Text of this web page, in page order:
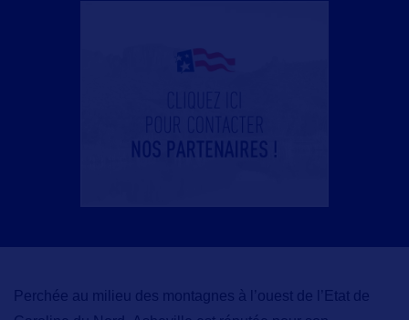
Perchée au milieu des montagnes à l’ouest de l’Etat de